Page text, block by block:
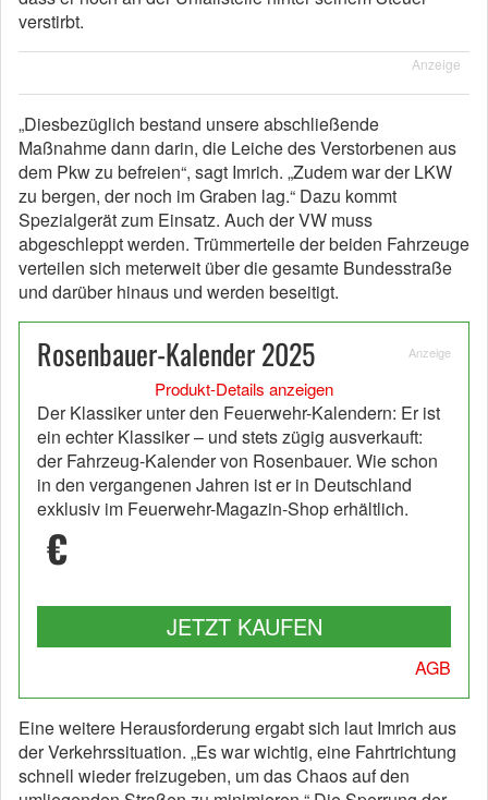
verstirbt.
Anzeige
„Diesbezüglich bestand unsere abschließende
Maßnahme dann darin, die Leiche des Verstorbenen aus
dem Pkw zu befreien“, sagt Imrich. „Zudem war der LKW
zu bergen, der noch im Graben lag.“ Dazu kommt
Spezialgerät zum Einsatz. Auch der VW muss
abgeschleppt werden. Trümmerteile der beiden Fahrzeuge
verteilen sich meterweit über die gesamte Bundesstraße
und darüber hinaus und werden beseitigt.
Rosenbauer-Kalender 2025 Anzeige
Produkt-Details anzeigen
Der Klassiker unter den Feuerwehr-Kalendern: Er ist
ein echter Klassiker – und stets zügig ausverkauft:
der Fahrzeug-Kalender von Rosenbauer. Wie schon
in den vergangenen Jahren ist er in Deutschland
exklusiv im Feuerwehr-Magazin-Shop erhältlich.
€
JETZT KAUFEN
AGB
Eine weitere Herausforderung ergabt sich laut Imrich aus
der Verkehrssituation. „Es war wichtig, eine Fahrtrichtung
schnell wieder freizugeben, um das Chaos auf den